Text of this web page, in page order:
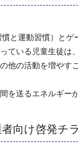
と運動習慣）と
ている児童生徒は
の活動を増やす
を送るエネルギー
向け啓発チ